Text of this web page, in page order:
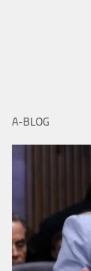
A-BLOG